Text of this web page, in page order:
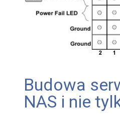
Budowa
NAS i nie